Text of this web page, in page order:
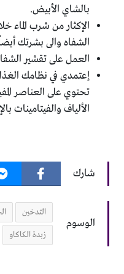
بالشاي الأبيض.
الإكثار من شرب الماء
الشفاه والى بشرتك
العمل على تقشير
إعتمدي في نظامك
تحتوي على العناصر
الألياف والفيتامينات
شارك
الوسوم
التدخين
زبدة الكاكاو